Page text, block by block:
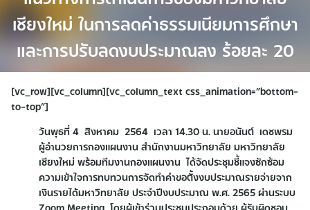
เชียงใหม่ ในการลดค่าธรรมเนียมการศึกษา
และการปรับลดงบประมาณลง ร้อยละ 20
[vc_row][vc_column][vc_column_text css_animation=”bottom-
to-top”]
วันพุธที่ 4 สิงหาคม 2564 เวลา 14.30 น. นายอนันต์ เดชพรม
ผู้อำนวยการกองแผนงาน สำนักงานมหาวิทยาลัย มหาวิทยาลัย
เชียงใหม่ พร้อมทีมงานกองแผนงาน ได้จัดประชุมชี้แจงซักซ้อม
ความเข้าใจการทบทวนการจัดทำคำขอตั้งงบประมาณรายจ่ายจาก
เงินรายได้มหาวิทยาลัย ประจำปีงบประมาณ พ.ศ. 2565 ผ่านระบบ
Zoom Meeting โดยผู้เข้าร่วมประชุมประกอบด้วย ผู้รับผิดชอบ